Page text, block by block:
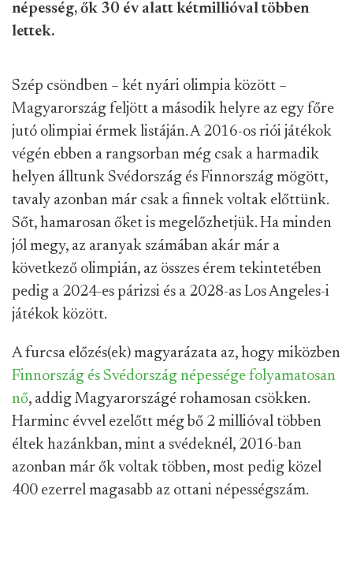
népesség, ők 30 év alatt kétmillióval többen
lettek.
Szép csöndben – két nyári olimpia között –
Magyarország feljött a második helyre az egy főre
jutó olimpiai érmek listáján. A 2016-os riói játékok
végén ebben a rangsorban még csak a harmadik
helyen álltunk Svédország és Finnország mögött,
tavaly azonban már csak a finnek voltak előttünk.
Sőt, hamarosan őket is megelőzhetjük. Ha minden
jól megy, az aranyak számában akár már a
következő olimpián, az összes érem tekintetében
pedig a 2024-es párizsi és a 2028-as Los Angeles-i
játékok között.
A furcsa előzés(ek) magyarázata az, hogy miközben
Finnország és Svédország népessége folyamatosan
nő, addig Magyarországé rohamosan csökken.
Harminc évvel ezelőtt még bő 2 millióval többen
éltek hazánkban, mint a svédeknél, 2016-ban
azonban már ők voltak többen, most pedig közel
400 ezerrel magasabb az ottani népességszám.